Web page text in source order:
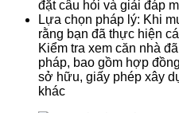
đặt câu hỏi và giải đáp
Lựa chọn pháp lý: Khi
rằng bạn đã thực hiện
Kiểm tra xem căn nhà
pháp, bao gồm hợp
sở hữu, giấy phép xây
khác